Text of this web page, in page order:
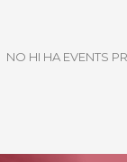
NO HI HA EVENTS